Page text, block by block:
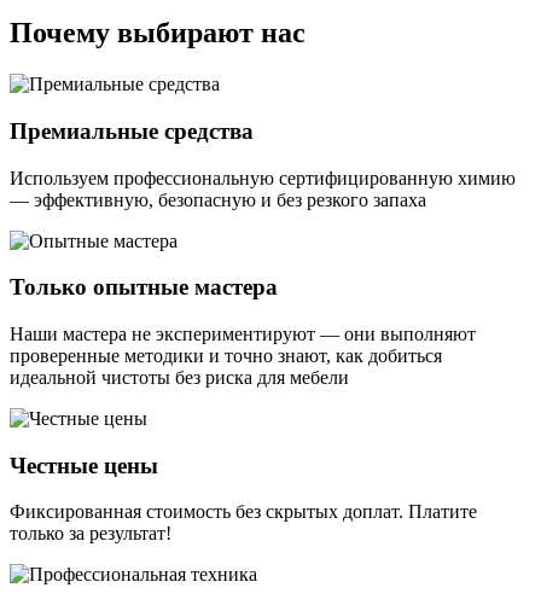
Почему выбирают нас
Премиальные средства
Используем профессиональную сертифицированную химию
— эффективную, безопасную и без резкого запаха
Только опытные мастера
Наши мастера не экспериментируют — они выполняют
проверенные методики и точно знают, как добиться
идеальной чистоты без риска для мебели
Честные цены
Фиксированная стоимость без скрытых доплат. Платите
только за результат!